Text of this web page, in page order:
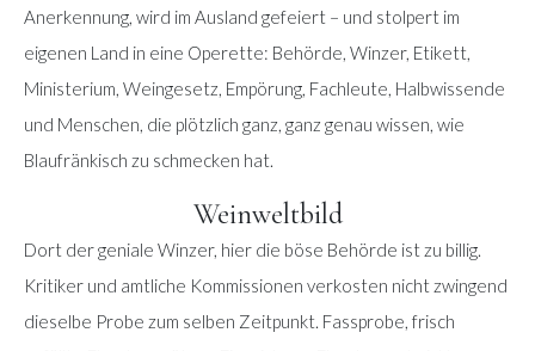
Anerkennung, wird im Ausland gefeiert – und stolpert im
eigenen Land in eine Operette: Behörde, Winzer, Etikett,
Ministerium, Weingesetz, Empörung, Fachleute, Halbwissende
und Menschen, die plötzlich ganz, ganz genau wissen, wie
Blaufränkisch zu schmecken hat.
Weinweltbild
Dort der geniale Winzer, hier die böse Behörde ist zu billig.
Kritiker und amtliche Kommissionen verkosten nicht zwingend
dieselbe Probe zum selben Zeitpunkt. Fassprobe, frisch